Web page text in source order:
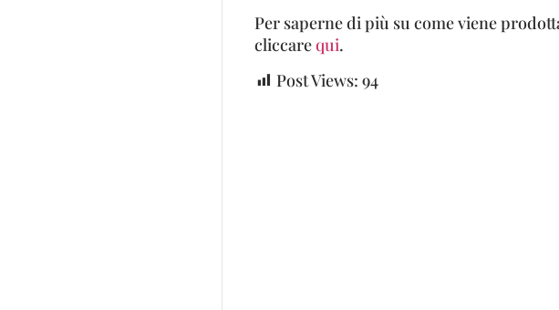
Per saperne di più su come viene
cliccarequi.
Post Views: 94